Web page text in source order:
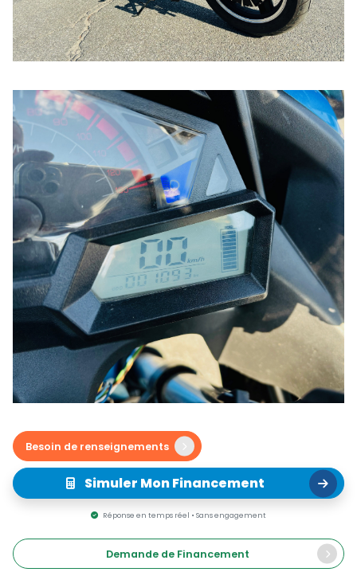
Besoin de renseignements
Simuler Mon Financement
Réponse en temps réel • Sans engagement
Demande de Financement